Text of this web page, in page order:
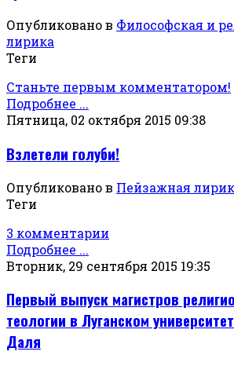
Опубликовано в Философская и
лирика
Теги
Станьте первым комментатором!
Подробнее ...
Пятница, 02 октября 2015 09:38
Взлетели голуби!
Опубликовано в Пейзажная
Теги
3 комментарии
Подробнее ...
Вторник, 29 сентября 2015 19:35
Первый выпуск магистров
теологии в Луганском
Даля